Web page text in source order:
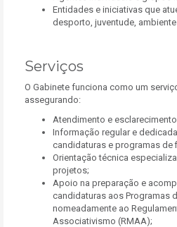
Entidades e iniciativas que
desporto, juventude,
Serviços
O Gabinete funciona como um
assegurando:
Atendimento e
Informação regular e
candidaturas e programas de
Orientação técnica
projetos;
Apoio na preparação e
candidaturas aos Programas
nomeadamente ao
Associativismo (RMAA);